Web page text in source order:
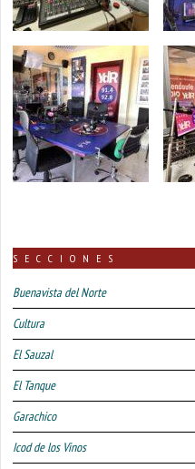
SECCIONES
Buenavista del Norte
Cultura
El Sauzal
El Tanque
Garachico
Icod de los Vinos